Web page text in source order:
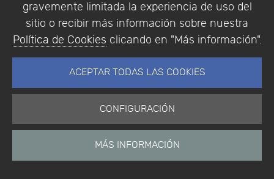
gravemente limitada la experiencia de uso del
sitio o recibir más información sobre nuestra
Política de Cookies clicando en "Más información".
ACEPTAR TODAS LAS COOKIES
CONFIGURACIÓN
MÁS INFORMACIÓN
Leaflet |Map data ©OpenStreetMap contributors,CC-BY-SA,
Imagery ©Mapbox